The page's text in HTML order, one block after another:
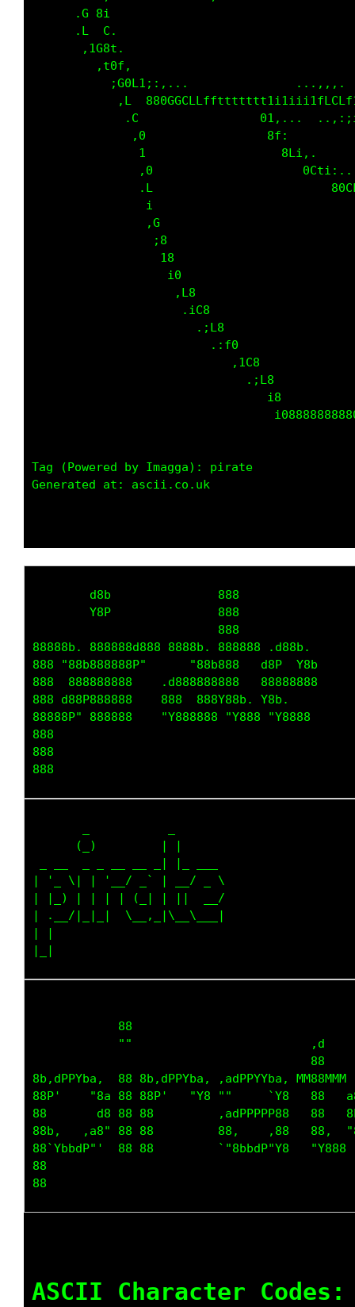
.G 8i
.L  C.
,1G8t.
,t0f,
;G0L1;:,...
,L
.C                 01,...
,0                 8f:
1
,0
.L
i
,G
;8
18
i0
,L8
.iC8
.;L8
.:f0
,1C8
Tag (Powered by Imagga): pirate
Generated at: ascii.co.uk
        d8b               888
        Y8P               888
                          888
88888b. 888888d888 8888b. 888888 .d88b.
888 "88b888888P"      "88b888   d8P  Y8b
888  888888888    .d888888888   88888888
888 d88P888888    888  888Y88b. Y8b.
88888P" 888888    "Y888888 "Y888 "Y8888
888
888
      (_)         | |
_ __  _ _ __ __ _| |_ ___
| '_ \| | '__/ _` | __/ _ \
| |_) | | | | (_| | ||  __/
| .__/|_|_|  \__,_|\__\___|
| |
""
8b,dPPYba,  88 8b,dPPYba, ,adPPYYba,
88P'    "8a 88 88P'   "Y8 ""     `Y8   88
88       d8 88 88         ,adPPPPP88   88
88b,   ,a8" 88 88         88,    ,88   88,
88`YbbdP"'  88 88         `"8bbdP"Y8
ASCII Character Codes: